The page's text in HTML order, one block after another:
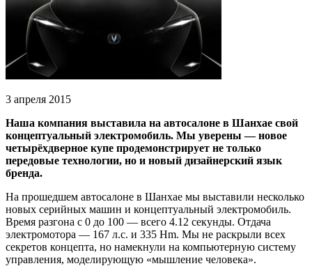
3 апреля 2015
Наша компания выставила на автосалоне в Шанхае свой
концептуальный электромобиль. Мы уверены — новое
четырёхдверное купе продемонстрирует не только
передовые технологии, но и новый дизайнерский язык
бренда.
На прошедшем автосалоне в Шанхае мы выставили несколько
новых серийных машин и концептуальный электромобиль.
Время разгона с 0 до 100 — всего 4.12 секунды. Отдача
электромотора — 167 л.с. и 335 Hm. Мы не раскрыли всех
секретов концепта, но намекнули на компьютерную систему
управления, моделирующую «мышление человека».